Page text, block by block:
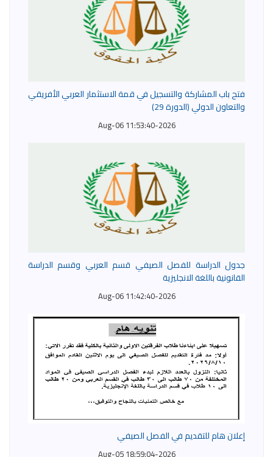
فتح باب المشاركة والتسجيل في قمة الاستثمار العربي الأفريقي
والتعاون الدولي (الدورة 29)
2026-Aug-06 11:53:40
جدول الدراسة للفصل الصيفي قسم العربي وقسم الدراسة
القانونية باللغة الانجليزية
2026-Aug-06 11:42:40
إعلان هام للتقديم في الفصل الصيفي
2026-Aug-05 18:59:04